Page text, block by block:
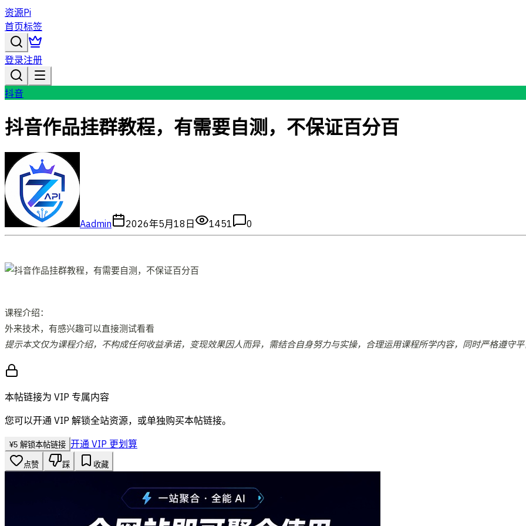
资源Pi
首页标签
登录注册
抖音
抖音作品挂群教程，有需要自测，不保证百分百
Aadmin 2026年5月18日 1451 0
课程介绍：
外来技术，有感兴趣可以直接测试看看
提示本文仅为课程介绍，不构成任何收益承诺，变现效果因人而异，需结合自身努力与实操，合理运用课程所学内容，同时严格遵守
本帖链接为 VIP 专属内容
您可以开通 VIP 解锁全站资源，或单独购买本帖链接。
¥5 解锁本帖链接 开通 VIP 更划算
点赞 踩 收藏